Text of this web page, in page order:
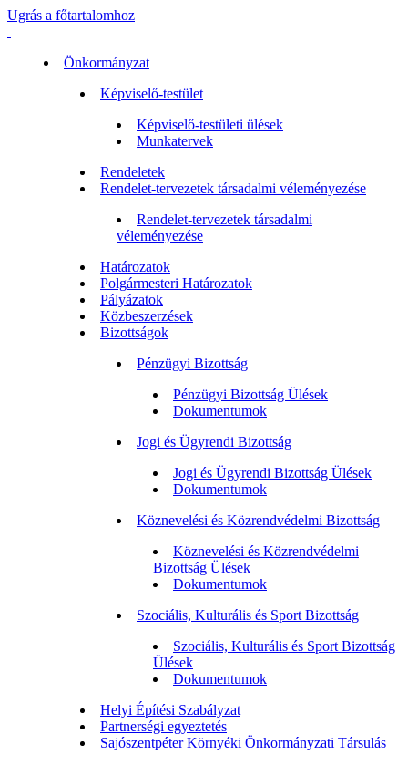
Ugrás a főtartalomhoz
Önkormányzat
Képviselő-testület
Képviselő-testületi ülések
Munkatervek
Rendeletek
Rendelet-tervezetek társadalmi véleményezése
Rendelet-tervezetek társadalmi
véleményezése
Határozatok
Polgármesteri Határozatok
Pályázatok
Közbeszerzések
Bizottságok
Pénzügyi Bizottság
Pénzügyi Bizottság Ülések
Dokumentumok
Jogi és Ügyrendi Bizottság
Jogi és Ügyrendi Bizottság Ülések
Dokumentumok
Köznevelési és Közrendvédelmi Bizottság
Köznevelési és Közrendvédelmi
Bizottság Ülések
Dokumentumok
Szociális, Kulturális és Sport Bizottság
Szociális, Kulturális és Sport Bizottság
Ülések
Dokumentumok
Helyi Építési Szabályzat
Partnerségi egyeztetés
Sajószentpéter Környéki Önkormányzati Társulás